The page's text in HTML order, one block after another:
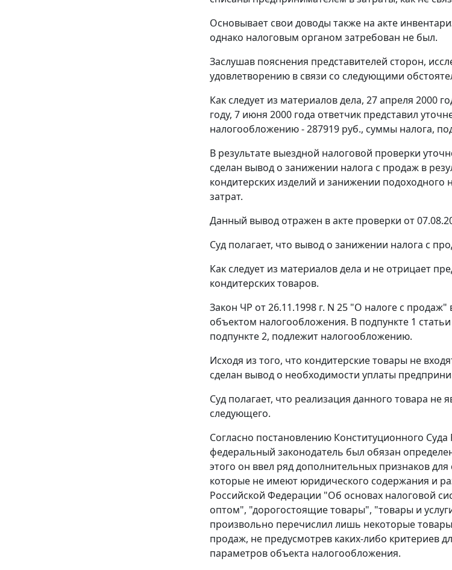
Основывает свои доводы также на акте
однако налоговым органом затребован не был.
Заслушав пояснения представителей сторон,
удовлетворению в связи со следующими
Как следует из материалов дела, 27 апреля 2000
году, 7 июня 2000 года ответчик представил
налогообложению - 287919 руб., суммы налога,
В результате выездной налоговой проверки
сделан вывод о занижении налога с продаж в
кондитерских изделий и занижении
затрат.
Данный вывод отражен в акте проверки от
Суд полагает, что вывод о занижении налога с
Как следует из материалов дела и не отрицает
кондитерских товаров.
Закон ЧР от 26.11.1998 г. N 25 "О налоге с продаж"
объектом налогообложения. В подпункте 1
подпункте 2, подлежит налогообложению.
Исходя из того, что кондитерские товары не
сделан вывод о необходимости уплаты
Суд полагает, что реализация данного товара
следующего.
Согласно постановлению Конституционного
федеральный законодатель был обязан
этого он ввел ряд дополнительных признаков
которые не имеют юридического содержания и
Российской Федерации "Об основах налоговой
оптом", "дорогостоящие товары", "товары и
произвольно перечислил лишь некоторые
продаж, не предусмотрев каких-либо критериев
параметров объекта налогообложения.